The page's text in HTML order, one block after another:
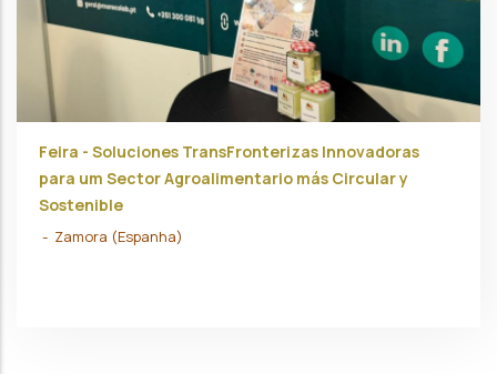
Feira - Soluciones TransFronterizas Innovadoras
para um Sector Agroalimentario más Circular y
Sostenible
- Zamora (Espanha)